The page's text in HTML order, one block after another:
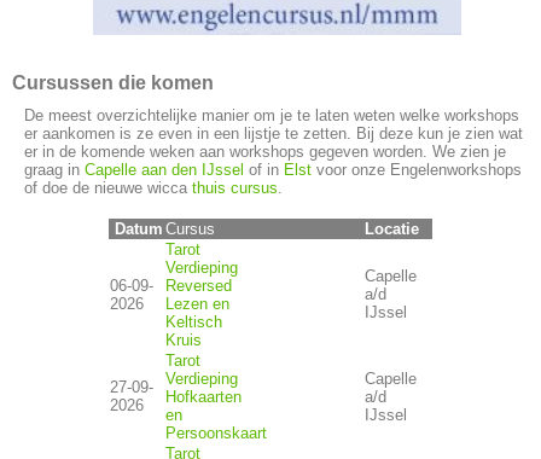
Cursussen die komen
De meest overzichtelijke manier om je te laten weten welke workshops
er aankomen is ze even in een lijstje te zetten. Bij deze kun je zien wat
er in de komende weken aan workshops gegeven worden. We zien je
graag in Capelle aan den IJssel of in Elst voor onze Engelenworkshops
of doe de nieuwe wicca thuis cursus.
Datum Cursus Locatie
06-09-
2026
Tarot
Verdieping
Reversed
Lezen en
Keltisch
Kruis
Capelle
a/d
IJssel
27-09-
2026
Tarot
Verdieping
Hofkaarten
en
Persoonskaart
Capelle
a/d
IJssel
Tarot